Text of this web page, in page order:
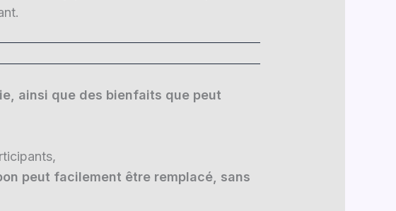
ainsi que des bienfaits que peut
peut facilement être remplacé, sans